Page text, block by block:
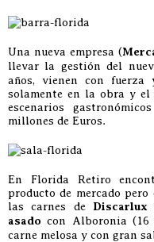
Una nueva empresa (
llevar la gestión del
años, vienen con
solamente en la obra y
escenarios
millones de Euros.
En Florida Retiro
producto de mercado
las carnes de Discarlux
asado con Alboronia
carne melosa y con gran